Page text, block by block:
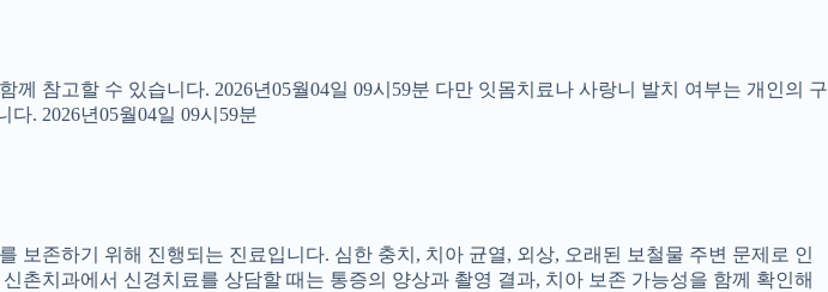
께 참고할 수 있습니다. 2026년05월04일 09시59분 다만 잇몸치료나 사랑니 발치 여부는 개인의 구
. 2026년05월04일 09시59분
보존하기 위해 진행되는 진료입니다. 심한 충치, 치아 균열, 외상, 오래된 보철물 주변 문제로 인
촌치과에서 신경치료를 상담할 때는 통증의 양상과 촬영 결과, 치아 보존 가능성을 함께 확인해